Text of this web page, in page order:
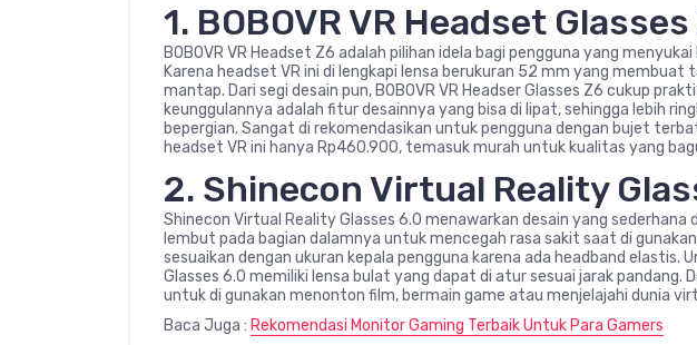
1. BOBOVR VR Headset
BOBOVR VR Headset Z6 adalah pilihan idela bagi pengguna yang
Karena headset VR ini di lengkapi lensa berukuran 52 mm yang membuat
mantap. Dari segi desain pun, BOBOVR VR Headser Glasses Z6 cukup
keunggulannya adalah fitur desainnya yang bisa di lipat, sehingga lebih
bepergian. Sangat di rekomendasikan untuk pengguna dengan bujet
headset VR ini hanya Rp460.900, temasuk murah untuk kualitas yang
2. Shinecon Virtual Reality
Shinecon Virtual Reality Glasses 6.0 menawarkan desain yang sederhana
lembut pada bagian dalamnya untuk mencegah rasa sakit saat di
sesuaikan dengan ukuran kepala pengguna karena ada headband elastis.
Glasses 6.0 memiliki lensa bulat yang dapat di atur sesuai jarak pandang.
untuk di gunakan menonton film, bermain game atau menjelajahi dunia
Baca Juga : Rekomendasi Monitor Gaming Terbaik Untuk Para Gamers